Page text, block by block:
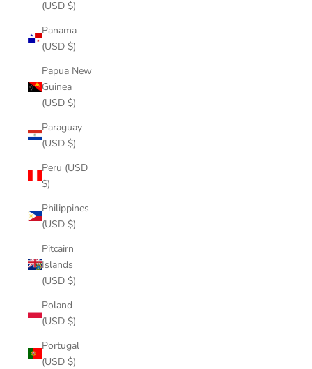
(USD $)
Panama
(USD $)
Papua New
Guinea
(USD $)
Paraguay
(USD $)
Peru (USD
$)
Philippines
(USD $)
Pitcairn
Islands
(USD $)
Poland
(USD $)
Portugal
(USD $)